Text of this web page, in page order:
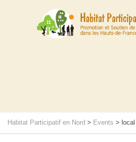
Habitat Participatif en Nord > Events > local